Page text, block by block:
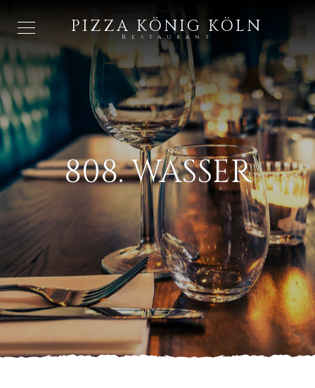
PIZZA KÖNIG KÖLN
Restaurant
808. WASSER